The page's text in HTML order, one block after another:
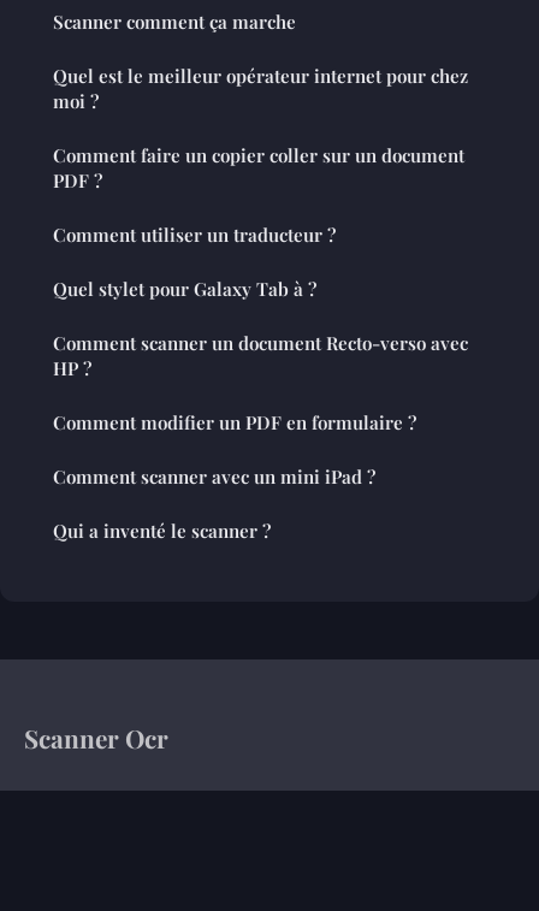
Scanner comment ça marche
Quel est le meilleur opérateur internet pour chez
moi ?
Comment faire un copier coller sur un document
PDF ?
Comment utiliser un traducteur ?
Quel stylet pour Galaxy Tab à ?
Comment scanner un document Recto-verso avec
HP ?
Comment modifier un PDF en formulaire ?
Comment scanner avec un mini iPad ?
Qui a inventé le scanner ?
Scanner Ocr